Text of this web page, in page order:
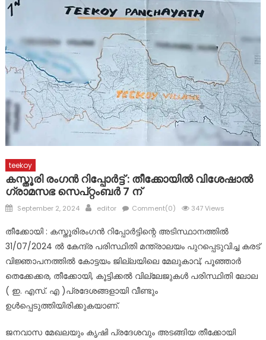
30 കോടിയുടെ സമ്മാനങ്ങളും ആനുകൂല്യങ്ങളും
സാന്ത്വനമായിഎറണാകുളം ഫിദ ചാരിറ്റബിൾ ഫൗണ്ടേഷൻ
കുന്നോന്നി ഗുരുദേവ ക്ഷേത്രത്തിൽ കർക്കിടക വാവുബലി
teekoy
കസ്തൂരി രംഗൻ റിപ്പോർട്ട്‌ : തീക്കോയിൽ വിശേഷാൽ
ഗ്രാമസഭ സെപ്റ്റംബർ 7 ന്
Posted
September 2, 2024 Author
editor Comment(0) 347 Views
തീക്കോയി : കസ്തൂരിരംഗൻ റിപ്പോർട്ടിന്റെ അടിസ്ഥാനത്തിൽ
31/07/2024 ൽ കേന്ദ്ര പരിസ്ഥിതി മന്ത്രാലയം പുറപ്പെടുവിച്ച കരട്
വിജ്ഞാപനത്തിൽ കോട്ടയം ജില്ലയിലെ മേലുകാവ്, പൂഞ്ഞാർ
തെക്കേക്കര, തീക്കോയി, കൂട്ടിക്കൽ വില്ലേജുകൾ പരിസ്ഥിതി ലോല
( ഇ. എസ്. എ )പ്രദേശങ്ങളായി വീണ്ടും
ഉൾപ്പെടുത്തിയിരിക്കുകയാണ്.
ജനവാസ മേഖലയും കൃഷി പ്രദേശവും അടങ്ങിയ തീക്കോയി